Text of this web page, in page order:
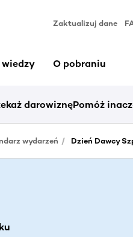
Zaktualizuj dane
wiedzy O pobraniu
darowiznęPomóż
wydarzeń Dzień Dawcy